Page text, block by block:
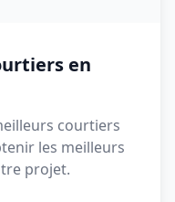
en
courtiers
les meilleurs
projet.